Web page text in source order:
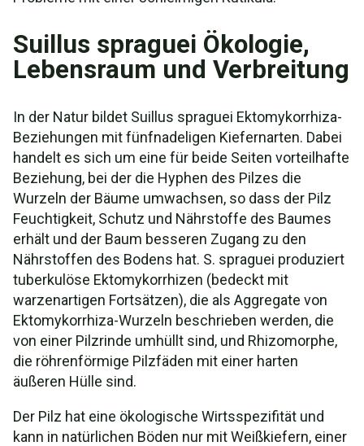
Suillus spraguei Ökologie,
Lebensraum und Verbreitung
In der Natur bildet Suillus spraguei Ektomykorrhiza-
Beziehungen mit fünfnadeligen Kiefernarten. Dabei
handelt es sich um eine für beide Seiten vorteilhafte
Beziehung, bei der die Hyphen des Pilzes die
Wurzeln der Bäume umwachsen, so dass der Pilz
Feuchtigkeit, Schutz und Nährstoffe des Baumes
erhält und der Baum besseren Zugang zu den
Nährstoffen des Bodens hat. S. spraguei produziert
tuberkulöse Ektomykorrhizen (bedeckt mit
warzenartigen Fortsätzen), die als Aggregate von
Ektomykorrhiza-Wurzeln beschrieben werden, die
von einer Pilzrinde umhüllt sind, und Rhizomorphe,
die röhrenförmige Pilzfäden mit einer harten
äußeren Hülle sind.
Der Pilz hat eine ökologische Wirtsspezifität und
kann in natürlichen Böden nur mit Weißkiefern, einer